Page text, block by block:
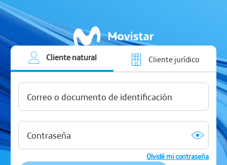
Cliente natural Cliente jurídico
Olvidé mi contraseña